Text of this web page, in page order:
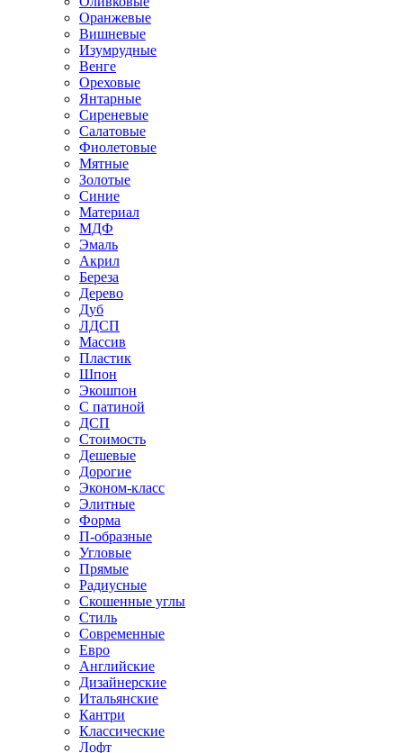
Оранжевые
Вишневые
Изумрудные
Венге
Ореховые
Янтарные
Сиреневые
Салатовые
Фиолетовые
Мятные
Золотые
Синие
Материал
МДФ
Эмаль
Акрил
Береза
Дерево
Дуб
ЛДСП
Массив
Пластик
Шпон
Экошпон
С патиной
ДСП
Стоимость
Дешевые
Дорогие
Эконом-класс
Элитные
Форма
П-образные
Угловые
Прямые
Радиусные
Скошенные углы
Стиль
Современные
Евро
Английские
Дизайнерские
Итальянские
Кантри
Классические
Лофт